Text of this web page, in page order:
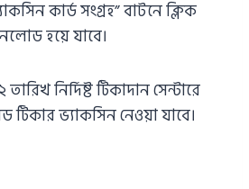
কার্ড সংগ্রহ” বাটনে ক্লিক
হয়ে যাবে।
নির্দিষ্ট টিকাদান সেন্টারে
টিকার ভ্যাকসিন নেওয়া যাবে।